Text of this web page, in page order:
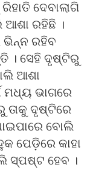
ଦେବାଲାଗି
ଆଶା ରହିଛି ।
ଭିନ୍ନ ରହିବ
। ସେହି ଦୃଷ୍ଟିରୁ
ଆଶା
ମଧ୍ୟ ଭାଗରେ
ତାକୁ ଦୃଷ୍ଟିରେ
ବୋଲି
ପେଡ଼ିରେ କାହା
ସ୍ପଷ୍ଟ ହେବ ।